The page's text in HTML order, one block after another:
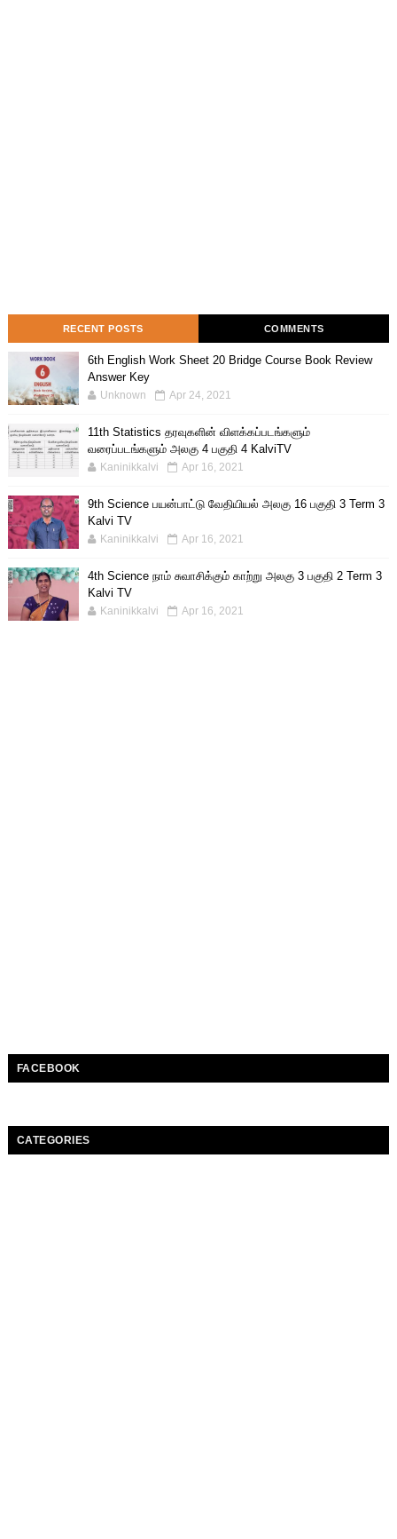
RECENT POSTS COMMENTS
6th English Work Sheet 20 Bridge Course Book Review
Answer Key
Unknown Apr 24, 2021
11th Statistics தரவுகளின் விளக்கப்படங்களும்
வரைப்படங்களும் அலகு 4 பகுதி 4 KalviTV
Kaninikkalvi Apr 16, 2021
9th Science பயன்பாட்டு வேதியியல் அலகு 16 பகுதி 3 Term 3
Kalvi TV
Kaninikkalvi Apr 16, 2021
4th Science நாம் சுவாசிக்கும் காற்று அலகு 3 பகுதி 2 Term 3
Kalvi TV
Kaninikkalvi Apr 16, 2021
FACEBOOK
CATEGORIES